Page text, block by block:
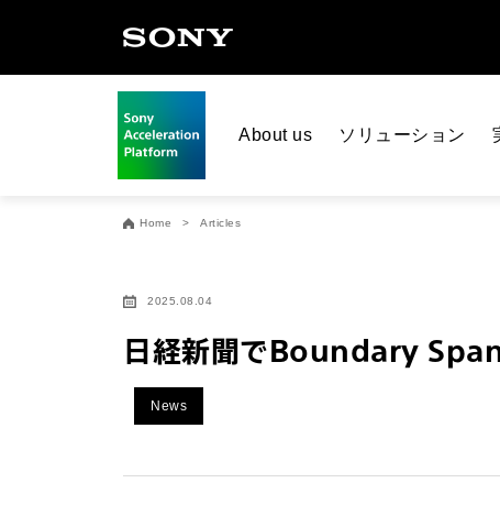
About us ソリューション
Home Articles
2025.08.04
日経新聞でBoundary
News